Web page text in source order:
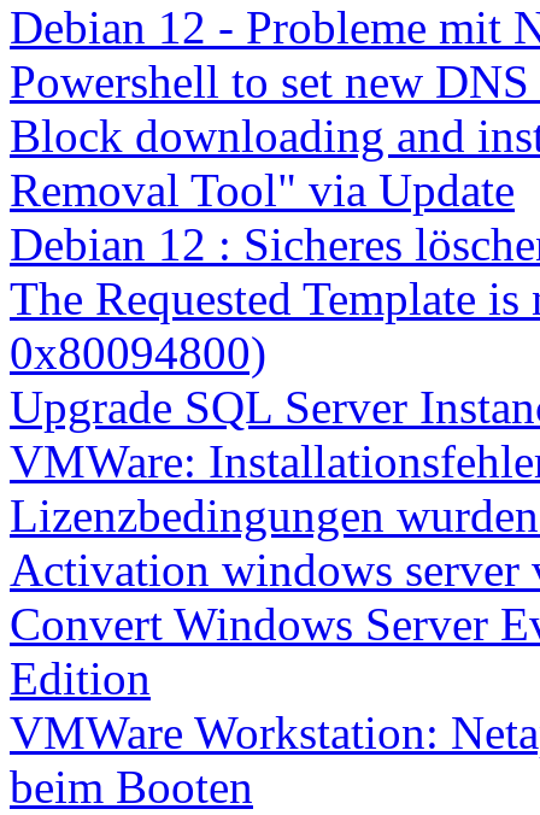
Debian 12 - Probleme mit
Powershell to set new
Block downloading and
Removal Tool" via Update
Debian 12 : Sicheres
The Requested Template
0x80094800)
Upgrade SQL Server
VMWare:
Lizenzbedingungen
Activation windows server
Convert Windows Server
Edition
VMWare Workstation:
beim Booten